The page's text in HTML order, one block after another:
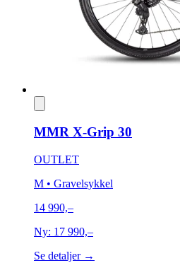
MMR X-Grip 30
OUTLET
M • Gravelsykkel
14 990,–
Ny: 17 990,–
Se detaljer →